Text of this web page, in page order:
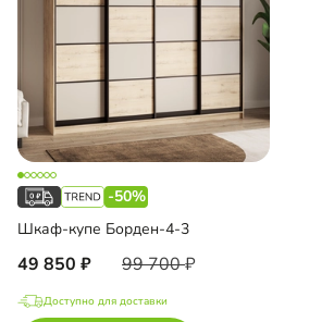
-50%
Шкаф-купе Борден-4-3
49 850 99 700
Доступно для доставки